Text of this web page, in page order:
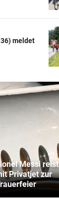
meldet
Messi reist
Privatjet zur